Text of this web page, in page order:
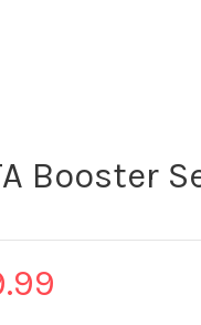
Booster